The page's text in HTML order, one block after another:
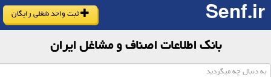
Senf.ir ثبت واحد شغلی رایگان
بانک اطلاعات اصناف و مشاغل ایران